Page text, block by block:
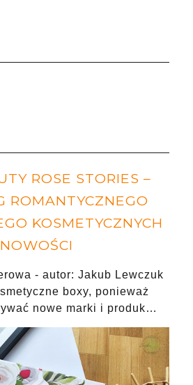
ROSE STORIES –
ROMANTYCZNEGO
KOSMETYCZNYCH
NOWOŚCI
- autor: Jakub Lewczuk
boxy, ponieważ
nowe marki i produk…